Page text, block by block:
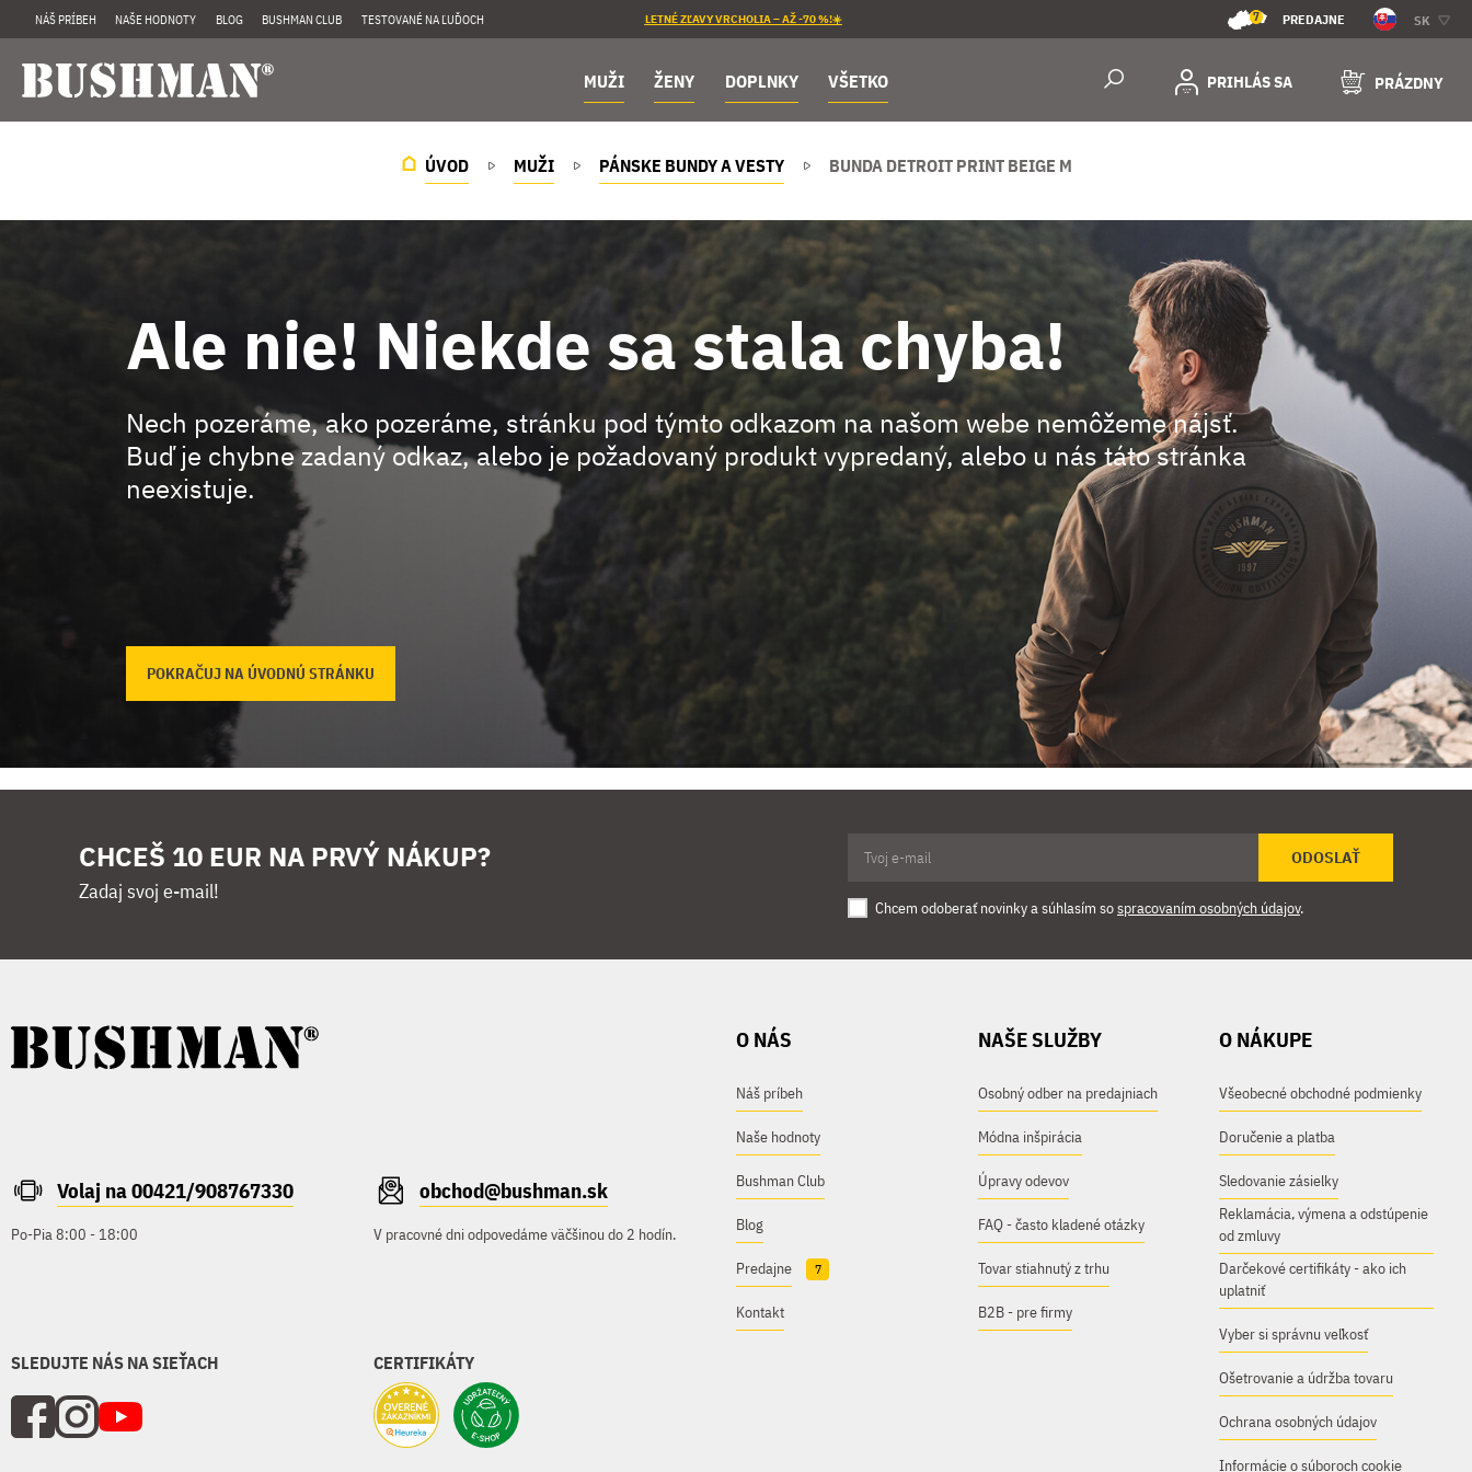
NÁŠ PRÍBEH NAŠE HODNOTY BLOG BUSHMAN CLUB TESTOVANÉ NA ĽUĎOCH LETNÉ ZĽAVY VRCHOLIA – AŽ -70 %!☀️ 7 PREDAJNE SK
MUŽI ŽENY DOPLNKY VŠETKO PRIHLÁS SA PRÁZDNY
ÚVOD MUŽI PÁNSKE BUNDY A VESTY BUNDA DETROIT PRINT BEIGE M
Ale nie! Niekde sa stala chyba!
Nech pozeráme, ako pozeráme, stránku pod týmto odkazom na našom webe nemôžeme nájsť.
Buď je chybne zadaný odkaz, alebo je požadovaný produkt vypredaný, alebo u nás táto stránka
neexistuje.
POKRAČUJ NA ÚVODNÚ STRÁNKU
CHCEŠ 10 EUR NA PRVÝ NÁKUP?
Zadaj svoj e-mail!
ODOSLAŤ
Chcem odoberať novinky a súhlasím sospracovaním osobných údajov.
Volaj na 00421/908767330
Po-Pia 8:00 - 18:00
obchod@bushman.sk
V pracovné dni odpovedáme väčšinou do 2 hodín.
SLEDUJTE NÁS NA SIEŤACH CERTIFIKÁTY
O NÁS
Náš príbeh
Naše hodnoty
Bushman Club
Blog
Predajne 7
Kontakt
NAŠE SLUŽBY
Osobný odber na predajniach
Módna inšpirácia
Úpravy odevov
FAQ - často kladené otázky
Tovar stiahnutý z trhu
B2B - pre firmy
O NÁKUPE
Všeobecné obchodné podmienky
Doručenie a platba
Sledovanie zásielky
Reklamácia, výmena a odstúpenie
od zmluvy
Darčekové certifikáty - ako ich
uplatniť
Vyber si správnu veľkosť
Ošetrovanie a údržba tovaru
Ochrana osobných údajov
Informácie o súboroch cookie